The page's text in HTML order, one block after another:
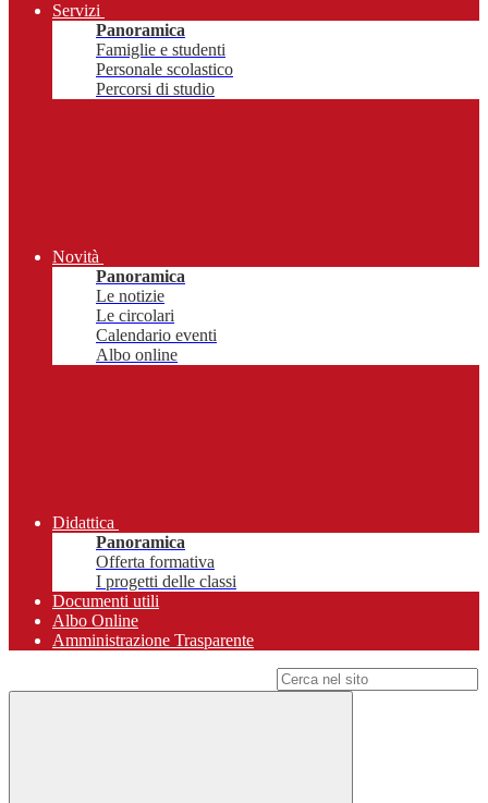
Servizi
Panoramica
Famiglie e studenti
Personale scolastico
Percorsi di studio
Novità
Panoramica
Le notizie
Le circolari
Calendario eventi
Albo online
Didattica
Panoramica
Offerta formativa
I progetti delle classi
Documenti utili
Albo Online
Amministrazione Trasparente